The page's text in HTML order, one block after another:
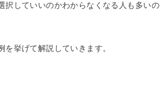
択していいのかわからなくなる人も多いの
挙げて解説していきます。